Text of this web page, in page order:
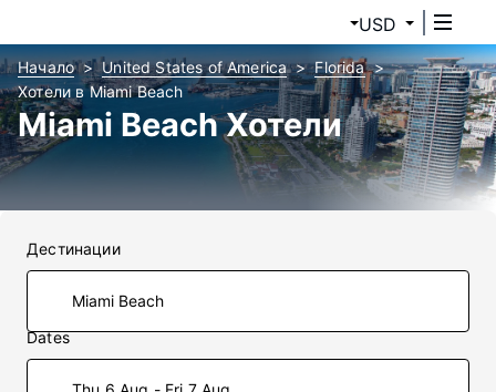
USD
Начало United States of America
Florida
Хотели в Miami Beach
Miami Beach Хотели
Дестинации
Dates